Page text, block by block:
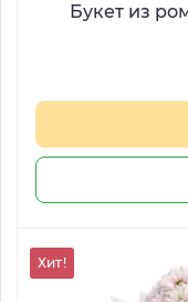
Букет из
Хит!